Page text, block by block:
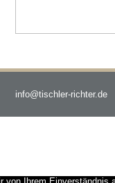
info@tischler-richter.de